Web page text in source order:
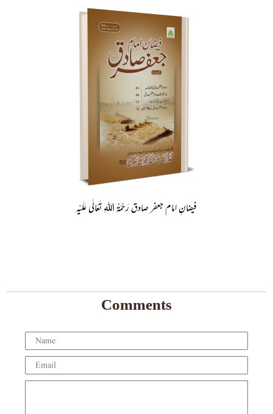
فیضانِ امام جعفر صادق رَحْمَۃُ اللہِ تَعَالٰی عَلَیْہِ
Comments